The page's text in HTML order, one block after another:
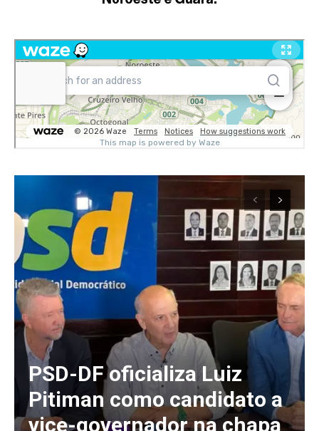
PSD-DF oficializa Luiz
Pitiman como candidato a
vice-governador na chapa